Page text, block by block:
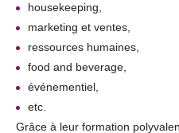
housekeeping,
marketing et ventes,
ressources humaines,
food and beverage,
événementiel,
etc.
Grâce à leur formation